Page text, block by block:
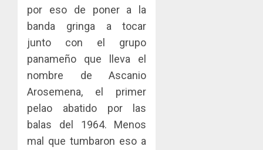
por eso de poner a la
banda gringa a tocar
junto con el grupo
panameño que lleva el
nombre de Ascanio
Arosemena, el primer
pelao abatido por las
balas del 1964. Menos
mal que tumbaron eso a